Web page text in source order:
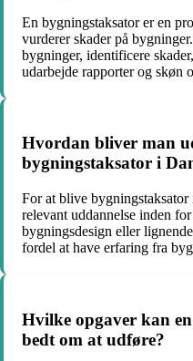
En bygningstaksator er en
vurderer skader på
bygninger, identificere
udarbejde rapporter og skøn
Hvordan bliver man
bygningstaksator i
For at blive
relevant uddannelse inden
bygningsdesign eller
fordel at have erfaring fra
Hvilke opgaver kan
bedt om at udføre?